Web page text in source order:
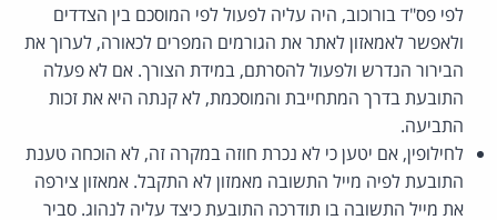
לפי פס"ד בורוכוב, היה עליה לפעול לפי המוסכם בין הצדדים
ולאפשר לאמאזון לאתר את הגורמים המפרים לכאורה, לערוך את
הבירור הנדרש ולפעול להסרתם, במידת הצורך. אם לא פעלה
התובעת בדרך המתחייבת והמוסכמת, לא קנתה היא את זכות
התביעה.
לחילופין, אם יטען כי לא נכרת חוזה במקרה זה, לא הוכחה טענת
התובעת לפיה מייל התשובה מאמזון לא התקבל. אמאזון צירפה
את מייל התשובה בו תודרכה התובעת כיצד עליה לנהוג. סביר